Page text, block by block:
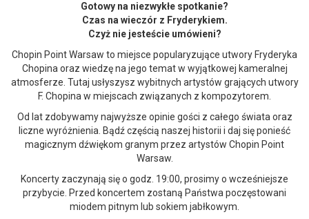
Gotowy na niezwykłe spotkanie?
Czas na wieczór z Fryderykiem.
Czyż nie jesteście umówieni?
Chopin Point Warsaw to miejsce popularyzujące utwory Fryderyka
Chopina oraz wiedzę na jego temat w wyjątkowej kameralnej
atmosferze. Tutaj usłyszysz wybitnych artystów grających utwory
F. Chopina w miejscach związanych z kompozytorem.
Od lat zdobywamy najwyższe opinie gości z całego świata oraz
liczne wyróżnienia. Bądź częścią naszej historii i daj się ponieść
magicznym dźwiękom granym przez artystów Chopin Point
Warsaw.
Koncerty zaczynają się o godz. 19:00, prosimy o wcześniejsze
przybycie. Przed koncertem zostaną Państwa poczęstowani
miodem pitnym lub sokiem jabłkowym.